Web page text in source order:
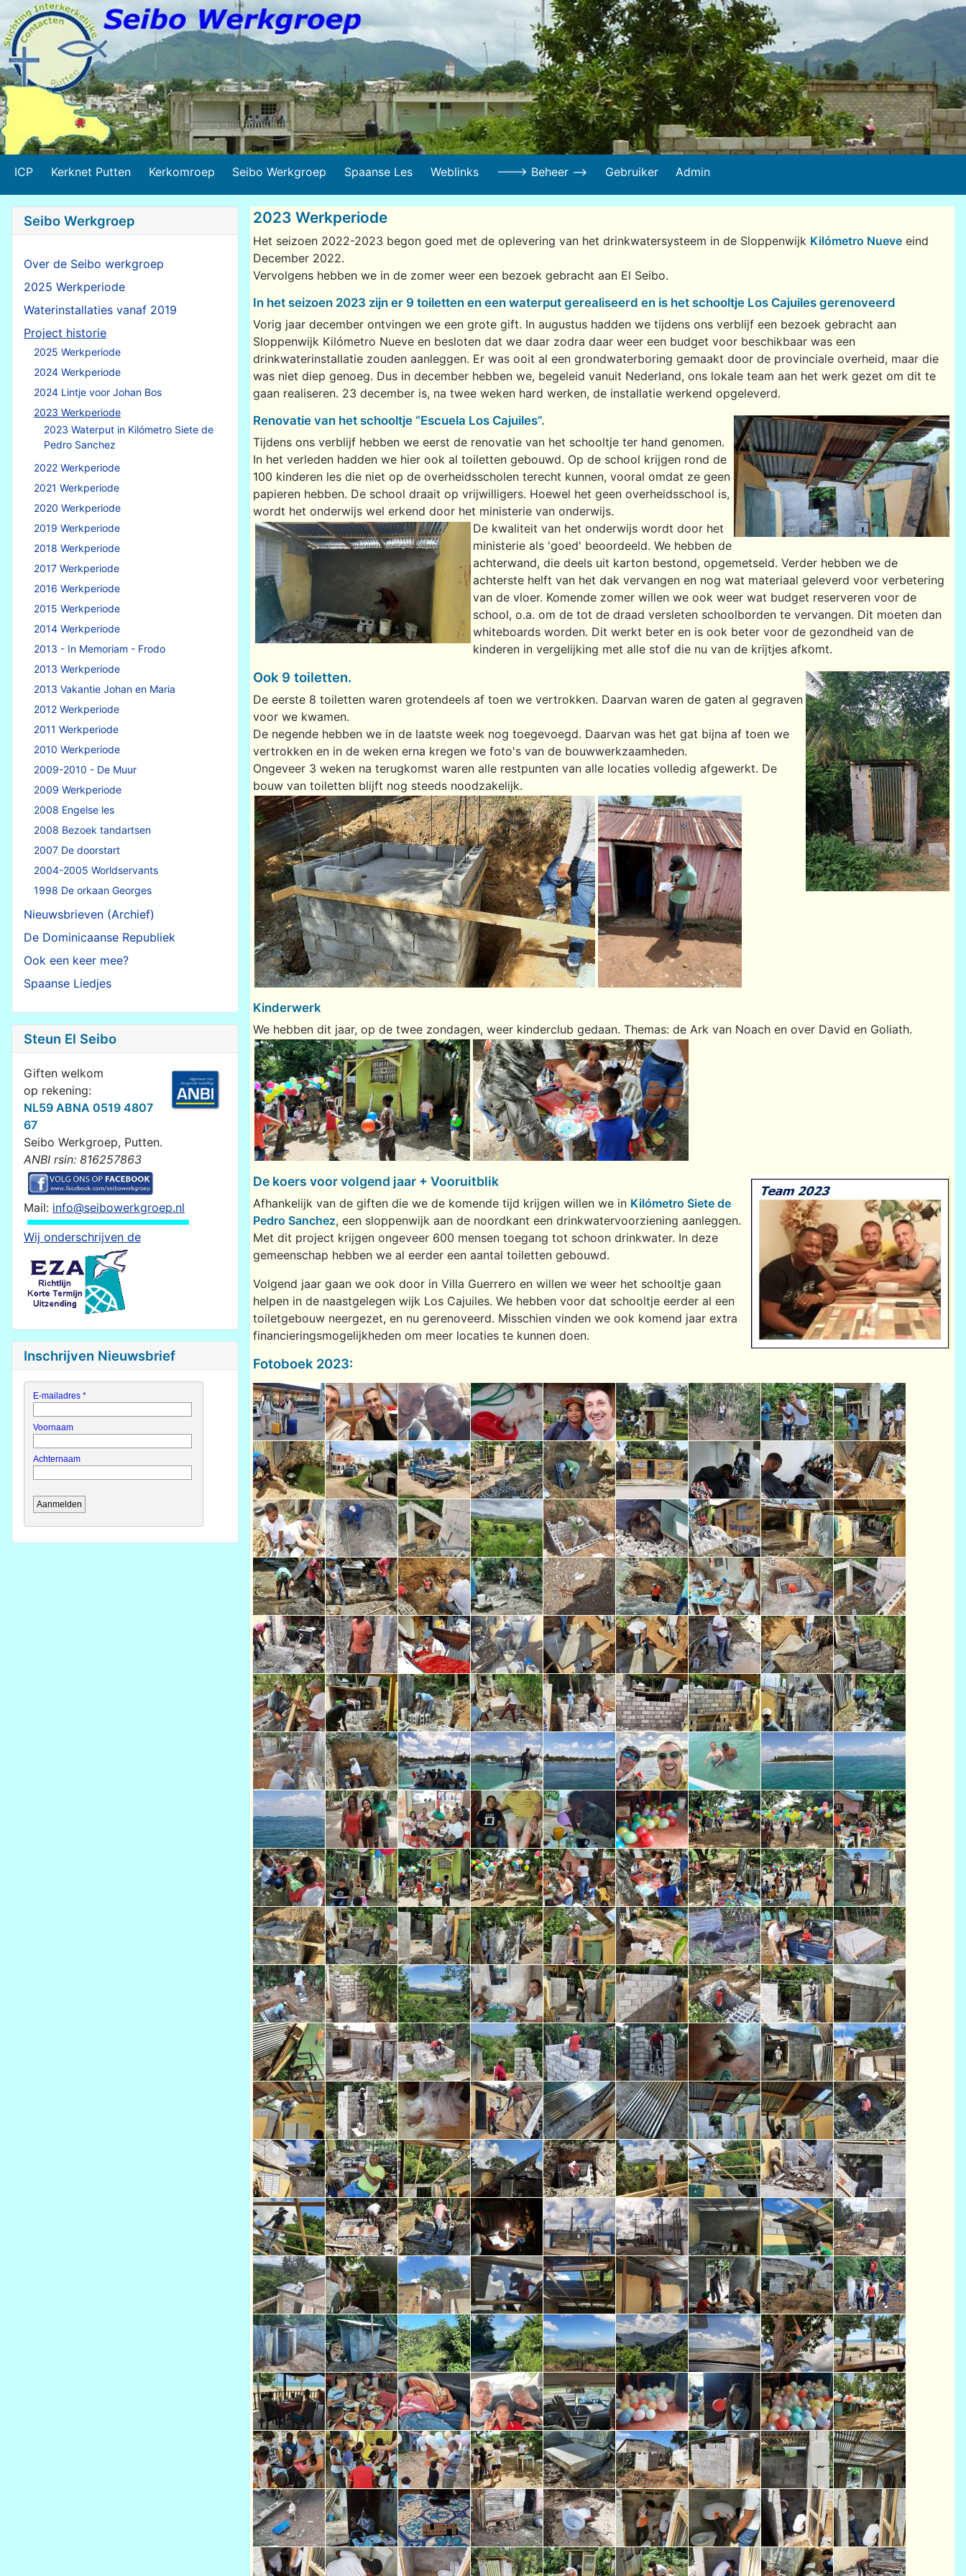
ICP Kerknet Putten Kerkomroep Seibo Werkgroep Spaanse Les Weblinks ---> Beheer --> Gebruiker Admin
Seibo Werkgroep
Over de Seibo werkgroep
2025 Werkperiode
Waterinstallaties vanaf 2019
Project historie
2025 Werkperiode
2024 Werkperiode
2024 Lintje voor Johan Bos
2023 Werkperiode
2023 Waterput in Kilómetro Siete de
Pedro Sanchez
2022 Werkperiode
2021 Werkperiode
2020 Werkperiode
2019 Werkperiode
2018 Werkperiode
2017 Werkperiode
2016 Werkperiode
2015 Werkperiode
2014 Werkperiode
2013 - In Memoriam - Frodo
2013 Werkperiode
2013 Vakantie Johan en Maria
2012 Werkperiode
2011 Werkperiode
2010 Werkperiode
2009-2010 - De Muur
2009 Werkperiode
2008 Engelse les
2008 Bezoek tandartsen
2007 De doorstart
2004-2005 Worldservants
1998 De orkaan Georges
Nieuwsbrieven (Archief)
De Dominicaanse Republiek
Ook een keer mee?
Spaanse Liedjes
Steun El Seibo
Giften welkom
op rekening:
NL59 ABNA 0519 4807
67
Seibo Werkgroep, Putten.
ANBI rsin: 816257863
Mail: info@seibowerkgroep.nl
Wij onderschrijven de
Inschrijven Nieuwsbrief
2023 Werkperiode
Het seizoen 2022-2023 begon goed met de oplevering van het drinkwatersysteem in de Sloppenwijk Kilómetro Nueve eind
December 2022.
Vervolgens hebben we in de zomer weer een bezoek gebracht aan El Seibo.
In het seizoen 2023 zijn er 9 toiletten en een waterput gerealiseerd en is het schooltje Los Cajuiles gerenoveerd
Vorig jaar december ontvingen we een grote gift. In augustus hadden we tijdens ons verblijf een bezoek gebracht aan
Sloppenwijk Kilómetro Nueve en besloten dat we daar zodra daar weer een budget voor beschikbaar was een
drinkwaterinstallatie zouden aanleggen. Er was ooit al een grondwaterboring gemaakt door de provinciale overheid, maar die
was niet diep genoeg. Dus in december hebben we, begeleid vanuit Nederland, ons lokale team aan het werk gezet om dit te
gaan realiseren. 23 december is, na twee weken hard werken, de installatie werkend opgeleverd.
Renovatie van het schooltje “Escuela Los Cajuiles”.
Tijdens ons verblijf hebben we eerst de renovatie van het schooltje ter hand genomen.
In het verleden hadden we hier ook al toiletten gebouwd. Op de school krijgen rond de
100 kinderen les die niet op de overheidsscholen terecht kunnen, vooral omdat ze geen
papieren hebben. De school draait op vrijwilligers. Hoewel het geen overheidsschool is,
wordt het onderwijs wel erkend door het ministerie van onderwijs.
De kwaliteit van het onderwijs wordt door het
ministerie als 'goed' beoordeeld. We hebben de
achterwand, die deels uit karton bestond, opgemetseld. Verder hebben we de
achterste helft van het dak vervangen en nog wat materiaal geleverd voor verbetering
van de vloer. Komende zomer willen we ook weer wat budget reserveren voor de
school, o.a. om de tot de draad versleten schoolborden te vervangen. Dit moeten dan
whiteboards worden. Dit werkt beter en is ook beter voor de gezondheid van de
kinderen in vergelijking met alle stof die nu van de krijtjes afkomt.
Ook 9 toiletten.
De eerste 8 toiletten waren grotendeels af toen we vertrokken. Daarvan waren de gaten al gegraven
voor we kwamen.
De negende hebben we in de laatste week nog toegevoegd. Daarvan was het gat bijna af toen we
vertrokken en in de weken erna kregen we foto's van de bouwwerkzaamheden.
Ongeveer 3 weken na terugkomst waren alle restpunten van alle locaties volledig afgewerkt. De
bouw van toiletten blijft nog steeds noodzakelijk.
Kinderwerk
We hebben dit jaar, op de twee zondagen, weer kinderclub gedaan. Themas: de Ark van Noach en over David en Goliath.
De koers voor volgend jaar + Vooruitblik
Afhankelijk van de giften die we de komende tijd krijgen willen we in Kilómetro Siete de
Pedro Sanchez, een sloppenwijk aan de noordkant een drinkwatervoorziening aanleggen.
Met dit project krijgen ongeveer 600 mensen toegang tot schoon drinkwater. In deze
gemeenschap hebben we al eerder een aantal toiletten gebouwd.
Volgend jaar gaan we ook door in Villa Guerrero en willen we weer het schooltje gaan
helpen in de naastgelegen wijk Los Cajuiles. We hebben voor dat schooltje eerder al een
toiletgebouw neergezet, en nu gerenoveerd. Misschien vinden we ook komend jaar extra
financieringsmogelijkheden om meer locaties te kunnen doen.
Fotoboek 2023: